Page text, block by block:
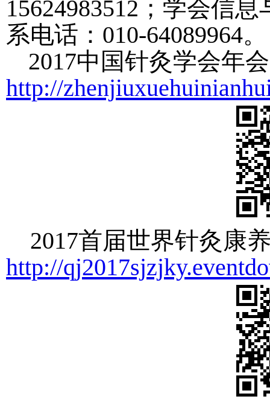
15624983512 ；学会信
系电话： 010-64089964。
2017中国针灸学会年
http://
2017首届世界针灸康
http://